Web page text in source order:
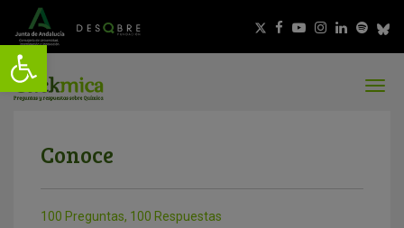
Conoce
100 Preguntas, 100 Respuestas